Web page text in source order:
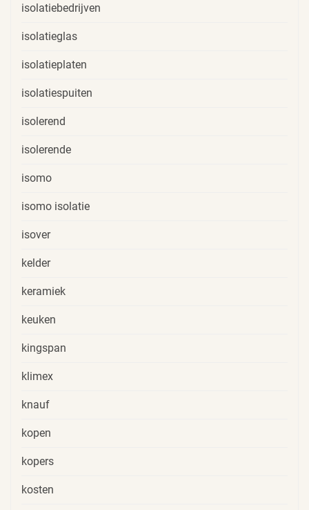
isolatiebedrijven
isolatieglas
isolatieplaten
isolatiespuiten
isolerend
isolerende
isomo
isomo isolatie
isover
kelder
keramiek
keuken
kingspan
klimex
knauf
kopen
kopers
kosten